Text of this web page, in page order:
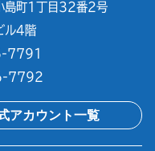
町1丁目32番2号
ル4階
7791
7792
アカウント一覧